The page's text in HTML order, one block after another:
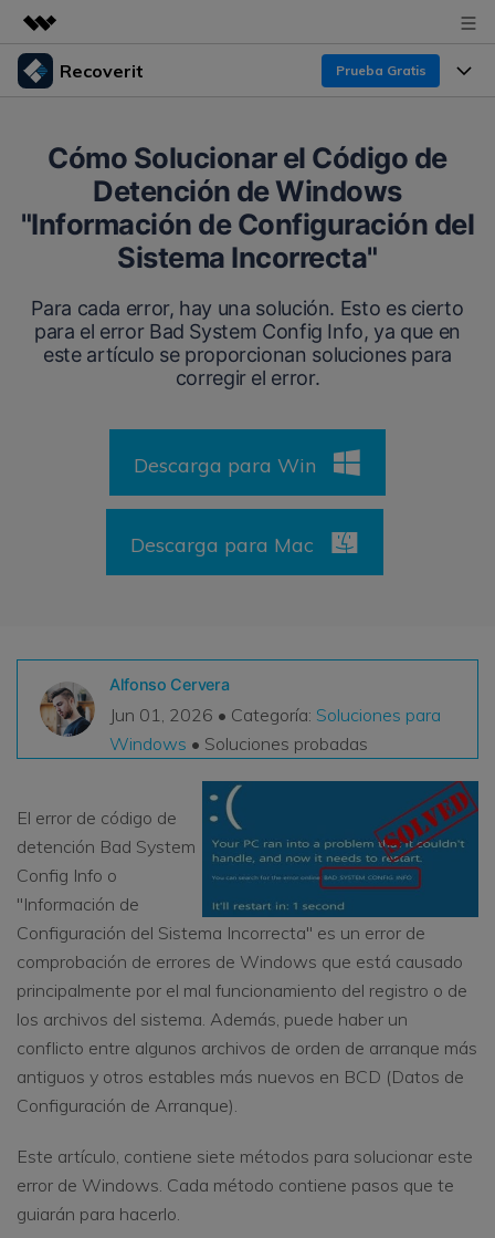
Productos destacados
Utilidades
Empresas
Soluciones
Quiénes somos
Tienda
Recoverit Prueba Gratis
Recoverit para Windows
Líder en recuperación para Windows
Recupera datos ilimitados del sistema Mac
Pruébalo Gratis
Pruébalo Gratis
Repairit - Reparar Datos
UBackit - Respaldar Datos
Funciones
Recuperar de Unidades
Recuperar Medios Borrados
Soluciones de Recuperación Exclusivas Nuevo
Escenarios de Pérdida de Datos
Por qué Recoverit
Experto en Recuperación de Datos
Historias de Clientes
search
Cómo Solucionar el Código de
Detención de Windows
"Información de Configuración del
Sistema Incorrecta"
Para cada error, hay una solución. Esto es cierto
para el error Bad System Config Info, ya que en
este artículo se proporcionan soluciones para
corregir el error.
Descarga para Win
Descarga para Mac
Alfonso Cervera
Jun 01, 2026 • Categoría: Soluciones para
Windows • Soluciones probadas
El error de código de
detención Bad System
Config Info o
"Información de
Configuración del Sistema Incorrecta" es un error de
comprobación de errores de Windows que está causado
principalmente por el mal funcionamiento del registro o de
los archivos del sistema. Además, puede haber un
conflicto entre algunos archivos de orden de arranque más
antiguos y otros estables más nuevos en BCD (Datos de
Configuración de Arranque).
Este artículo, contiene siete métodos para solucionar este
error de Windows. Cada método contiene pasos que te
guiarán para hacerlo.